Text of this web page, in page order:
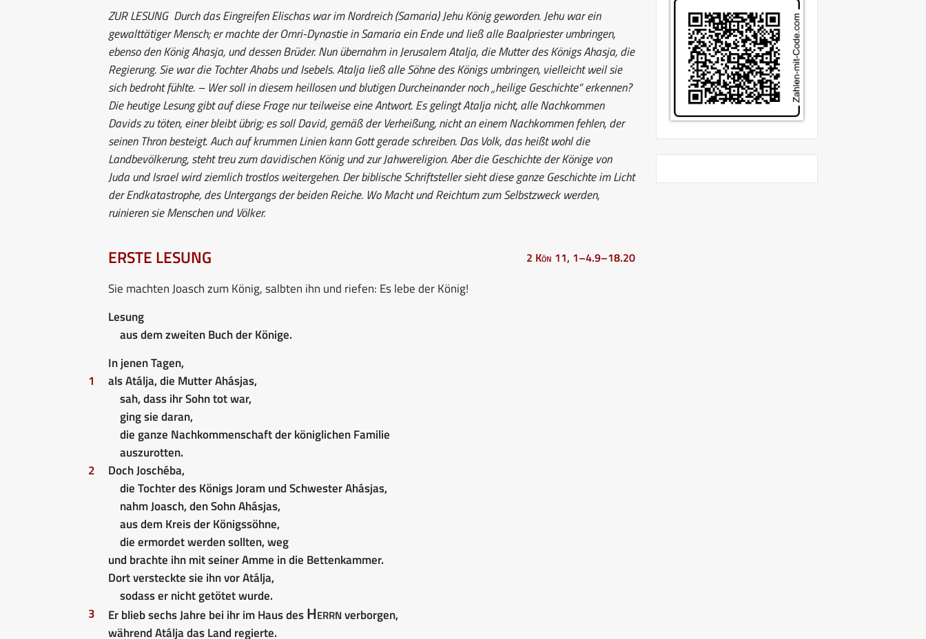
ZUR LESUNGDurch das Eingreifen Elischas war im Nordreich (Samaria) Jehu König geworden. Jehu war ein
gewalttätiger Mensch; er machte der Omri-Dynastie in Samaria ein Ende und ließ alle Baalpriester umbringen,
ebenso den König Ahasja, und dessen Brüder. Nun übernahm in Jerusalem Atalja, die Mutter des Königs Ahasja, die
Regierung. Sie war die Tochter Ahabs und Isebels. Atalja ließ alle Söhne des Königs umbringen, vielleicht weil sie
sich bedroht fühlte. – Wer soll in diesem heillosen und blutigen Durcheinander noch „heilige Geschichte“ erkennen?
Die heutige Lesung gibt auf diese Frage nur teilweise eine Antwort. Es gelingt Atalja nicht, alle Nachkommen
Davids zu töten, einer bleibt übrig; es soll David, gemäß der Verheißung, nicht an einem Nachkommen fehlen, der
seinen Thron besteigt. Auch auf krummen Linien kann Gott gerade schreiben. Das Volk, das heißt wohl die
Landbevölkerung, steht treu zum davidischen König und zur Jahwereligion. Aber die Geschichte der Könige von
Juda und Israel wird ziemlich trostlos weitergehen. Der biblische Schriftsteller sieht diese ganze Geschichte im Licht
der Endkatastrophe, des Untergangs der beiden Reiche. Wo Macht und Reichtum zum Selbstzweck werden,
ruinieren sie Menschen und Völker.
ERSTE LESUNG 2 Kön 11, 1–4.9–18.20
Sie machten Joasch zum König, salbten ihn und riefen: Es lebe der König!
Lesung
aus dem zweiten Buch der Könige.
In jenen Tagen,
1
als Atálja, die Mutter Ahásjas,
sah, dass ihr Sohn tot war,
ging sie daran,
die ganze Nachkommenschaft der königlichen Familie
auszurotten.
2
Doch Joschéba,
die Tochter des Königs Joram und Schwester Ahásjas,
nahm Joasch, den Sohn Ahásjas,
aus dem Kreis der Königssöhne,
die ermordet werden sollten, weg
und brachte ihn mit seiner Amme in die Bettenkammer.
Dort versteckte sie ihn vor Atálja,
sodass er nicht getötet wurde.
3
Er blieb sechs Jahre bei ihr im Haus desHerrnverborgen,
während Atálja das Land regierte.